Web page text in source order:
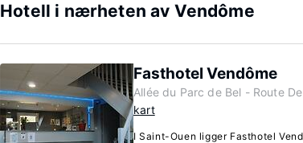
Hotell i nærheten av Vendôme
Fasthotel Vendôme
Allée du Parc de Bel - Route
kart
I Saint-Ouen ligger Fasthotel